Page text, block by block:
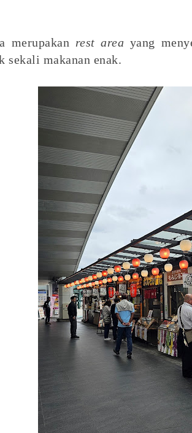
merupakan rest area yang
sekali makanan enak.